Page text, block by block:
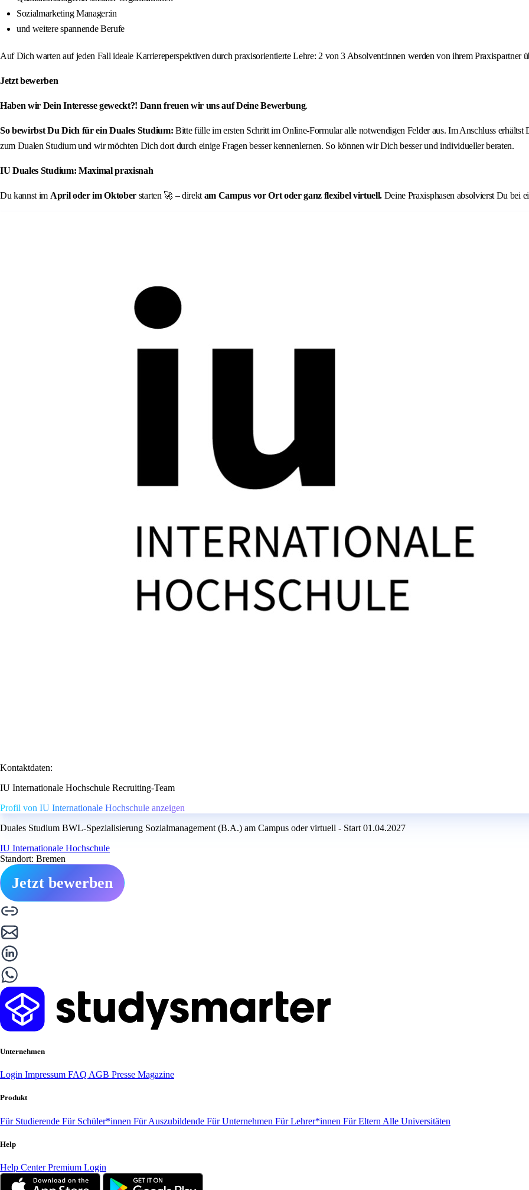
Sozialmarketing Manager:in
und weitere spannende Berufe
Auf Dich warten auf jeden Fall ideale Karriereperspektiven durch praxisorientierte Lehre: 2 von 3 Absolvent:innen werden von ihrem Praxispartner
Jetzt bewerben
Haben wir Dein Interesse geweckt?! Dann freuen wir uns auf Deine Bewerbung.
So bewirbst Du Dich für ein Duales Studium: Bitte fülle im ersten Schritt im Online-Formular alle notwendigen Felder aus. Im Anschluss
zum Dualen Studium und wir möchten Dich dort durch einige Fragen besser kennenlernen. So können wir Dich besser und individueller beraten.
IU Duales Studium: Maximal praxisnah
Du kannst im April oder im Oktober starten 🚀 – direkt am Campus vor Ort oder ganz flexibel virtuell. Deine Praxisphasen absolvierst Du bei
Kontaktdaten:
IU Internationale Hochschule Recruiting-Team
Profil von IU Internationale Hochschule anzeigen
Duales Studium BWL-Spezialisierung Sozialmanagement (B.A.) am Campus oder virtuell - Start 01.04.2027
IU Internationale Hochschule
Standort: Bremen
Jetzt bewerben
Unternehmen
Login Impressum FAQ AGB Presse Magazine
Produkt
Für Studierende Für Schüler*innen Für Auszubildende Für Unternehmen Für Lehrer*innen Für Eltern Alle Universitäten
Help
Help CenterPremium Login